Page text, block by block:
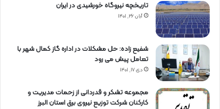
تاریخچه نیروگاه خورشیدی در ایران
آبان ۲۶, ۱۴۰۱
شفیع زاده: حل مشکلات در اداره گاز کمال شهر با
تعامل پیش می رود
دی ۱۷, ۱۴۰۱
مجموعه تشکر و قدردانی از زحمات مدیریت و
کارکنان شرکت توزیع نیروی برق استان البرز